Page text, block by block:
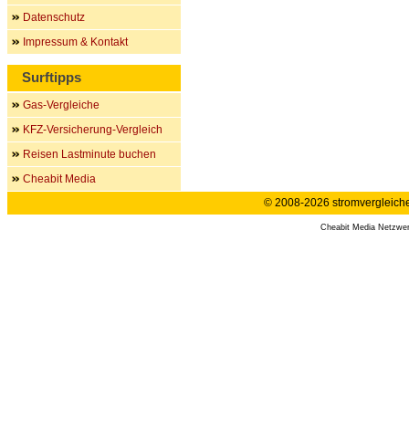
Datenschutz
Impressum & Kontakt
Surftipps
Gas-Vergleiche
KFZ-Versicherung-Vergleich
Reisen Lastminute buchen
Cheabit Media
© 2008-2026
Cheabit Media